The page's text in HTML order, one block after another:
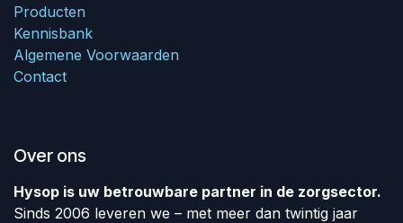
Producten
Kennisbank
Algemene Voorwaarden
Contact
Over ons
Hysop is uw betrouwbare partner in de zorgsector.
Sinds 2006 leveren we – met meer dan twintig jaar